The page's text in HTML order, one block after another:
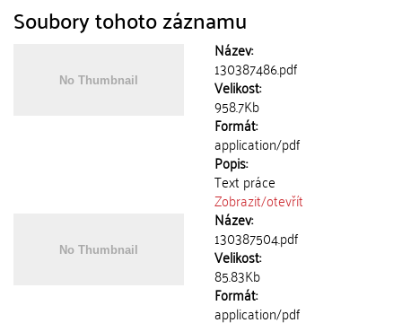
Soubory tohoto záznamu
Název:
130387486.pdf
Velikost:
958.7Kb
Formát:
application/pdf
Popis:
Text práce
Zobrazit/otevřít
Název:
130387504.pdf
Velikost:
85.83Kb
Formát:
application/pdf